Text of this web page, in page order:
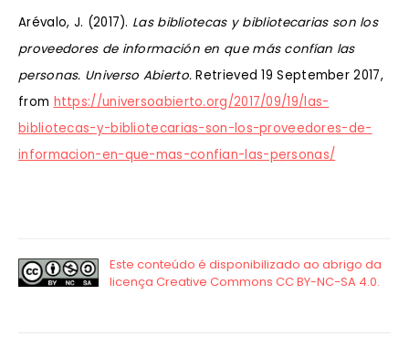
Arévalo, J. (2017). Las bibliotecas y bibliotecarias son los
proveedores de información en que más confían las
personas. Universo Abierto. Retrieved 19 September 2017,
from https://universoabierto.org/2017/09/19/las-
bibliotecas-y-bibliotecarias-son-los-proveedores-de-
informacion-en-que-mas-confian-las-personas/